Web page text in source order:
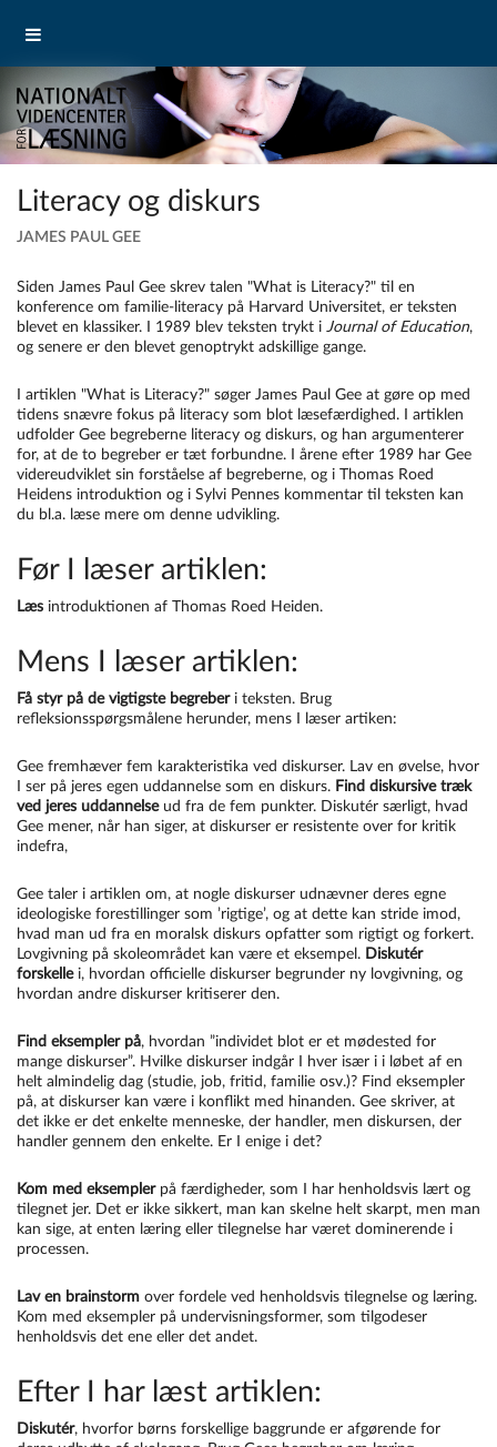
Literacy og diskurs
JAMES PAUL GEE
Siden James Paul Gee skrev talen "What is Literacy?" til en
konference om familie-literacy på Harvard Universitet, er teksten
blevet en klassiker. I 1989 blev teksten trykt i Journal of Education,
og senere er den blevet genoptrykt adskillige gange.
I artiklen "What is Literacy?" søger James Paul Gee at gøre op med
tidens snævre fokus på literacy som blot læsefærdighed. I artiklen
udfolder Gee begreberne literacy og diskurs, og han argumenterer
for, at de to begreber er tæt forbundne. I årene efter 1989 har Gee
videreudviklet sin forståelse af begreberne, og i Thomas Roed
Heidens introduktion og i Sylvi Pennes kommentar til teksten kan
du bl.a. læse mere om denne udvikling.
Før I læser artiklen:
Læs introduktionen af Thomas Roed Heiden.
Mens I læser artiklen:
Få styr på de vigtigste begreberi teksten. Brug
refleksionsspørgsmålene herunder, mens I læser artiken:
Gee fremhæver fem karakteristika ved diskurser. Lav en øvelse, hvor
I ser på jeres egen uddannelse som en diskurs. Find diskursive træk
ved jeres uddannelseud fra de fem punkter. Diskutér særligt, hvad
Gee mener, når han siger, at diskurser er resistente over for kritik
indefra,
Gee taler i artiklen om, at nogle diskurser udnævner deres egne
ideologiske forestillinger som ’rigtige’, og at dette kan stride imod,
hvad man ud fra en moralsk diskurs opfatter som rigtigt og forkert.
Lovgivning på skoleområdet kan være et eksempel. Diskutér
forskellei, hvordan officielle diskurser begrunder ny lovgivning, og
hvordan andre diskurser kritiserer den.
Find eksempler på, hvordan ”individet blot er et mødested for
mange diskurser”. Hvilke diskurser indgår I hver især i i løbet af en
helt almindelig dag (studie, job, fritid, familie osv.)? Find eksempler
på, at diskurser kan være i konflikt med hinanden. Gee skriver, at
det ikke er det enkelte menneske, der handler, men diskursen, der
handler gennem den enkelte. Er I enige i det?
Kom med eksemplerpå færdigheder, som I har henholdsvis lært og
tilegnet jer. Det er ikke sikkert, man kan skelne helt skarpt, men man
kan sige, at enten læring eller tilegnelse har været dominerende i
processen.
Lav en brainstorm over fordele ved henholdsvis tilegnelse og læring.
Kom med eksempler på undervisningsformer, som tilgodeser
henholdsvis det ene eller det andet.
Efter I har læst artiklen:
Diskutér, hvorfor børns forskellige baggrunde er afgørende for